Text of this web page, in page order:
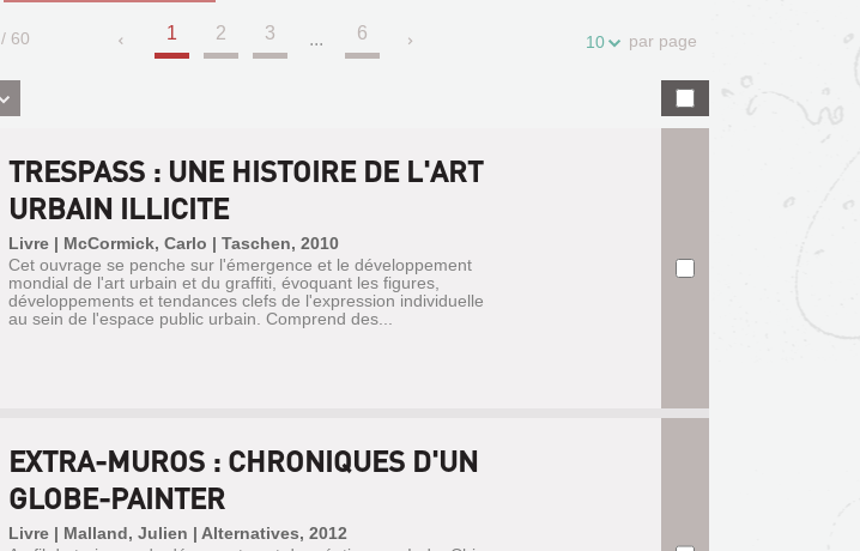
/ 60 1 2 3 ... 6 10 par page
TRESPASS : UNE HISTOIRE DE L'ART
URBAIN ILLICITE
Livre | McCormick, Carlo | Taschen, 2010
Cet ouvrage se penche sur l'émergence et le développement
mondial de l'art urbain et du graffiti, évoquant les figures,
développements et tendances clefs de l'expression individuelle
au sein de l'espace public urbain. Comprend des...
EXTRA-MUROS : CHRONIQUES D'UN
GLOBE-PAINTER
Livre | Malland, Julien | Alternatives, 2012